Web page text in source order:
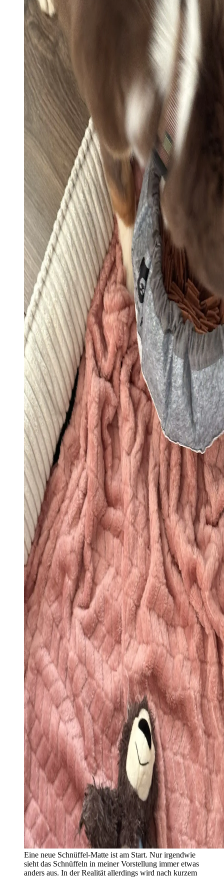
Eine neue Schnüffel-Matte ist am Start. Nur irgendwie
sieht das Schnüffeln in meiner Vorstellung immer etwas
anders aus. In der Realität allerdings wird nach kurzem